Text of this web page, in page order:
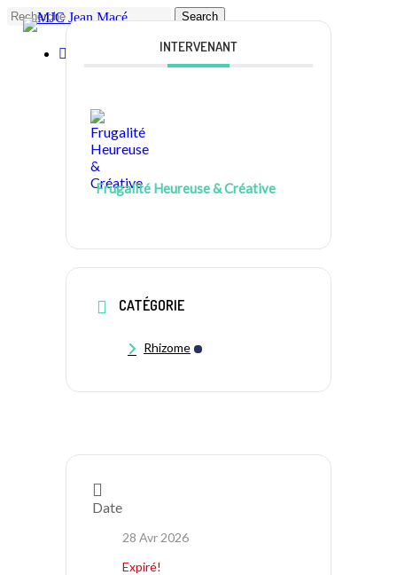
Skip
content
facebook
Search
INTERVENANT
Frugalité Heureuse & Créative
CATÉGORIE
Rhizome
Date
28 Avr 2026
Expiré!